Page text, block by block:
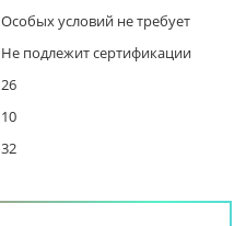
Особых условий не требует
Не подлежит сертификации
26
10
32